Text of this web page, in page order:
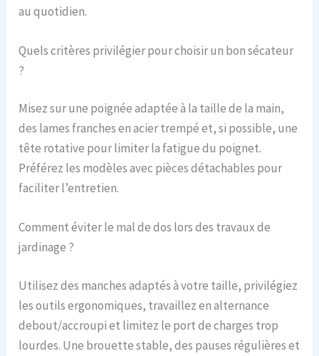
au quotidien.
Quels critères privilégier pour choisir un bon sécateur
?
Misez sur une poignée adaptée à la taille de la main,
des lames franches en acier trempé et, si possible, une
tête rotative pour limiter la fatigue du poignet.
Préférez les modèles avec pièces détachables pour
faciliter l’entretien.
Comment éviter le mal de dos lors des travaux de
jardinage ?
Utilisez des manches adaptés à votre taille, privilégiez
les outils ergonomiques, travaillez en alternance
debout/accroupi et limitez le port de charges trop
lourdes. Une brouette stable, des pauses régulières et